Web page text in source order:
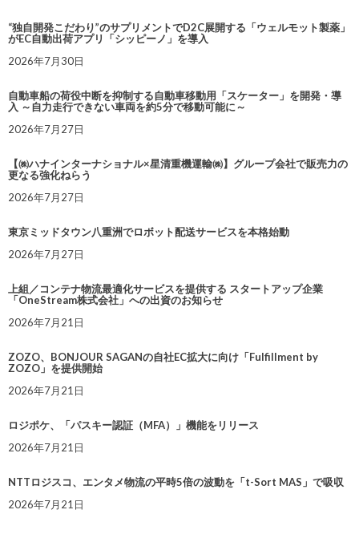
“独自開発こだわり”のサプリメントでD2C展開する「ウェルモット製薬」
がEC自動出荷アプリ「シッピーノ」を導入
2026年7月30日
自動車船の荷役中断を抑制する自動車移動用「スケーター」を開発・導
入 ～自力走行できない車両を約5分で移動可能に～
2026年7月27日
【㈱ハナインターナショナル×星清重機運輸㈱】グループ会社で販売力の
更なる強化ねらう
2026年7月27日
東京ミッドタウン八重洲でロボット配送サービスを本格始動
2026年7月27日
上組／コンテナ物流最適化サービスを提供する スタートアップ企業
「OneStream株式会社」への出資のお知らせ
2026年7月21日
ZOZO、BONJOUR SAGANの自社EC拡大に向け「Fulfillment by
ZOZO」を提供開始
2026年7月21日
ロジポケ、「パスキー認証（MFA）」機能をリリース
2026年7月21日
NTTロジスコ、エンタメ物流の平時5倍の波動を「t-Sort MAS」で吸収
2026年7月21日